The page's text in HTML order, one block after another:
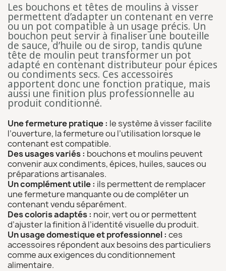
Les bouchons et têtes de moulins à visser
permettent d’adapter un contenant en verre
ou un pot compatible à un usage précis. Un
bouchon peut servir à finaliser une bouteille
de sauce, d’huile ou de sirop, tandis qu’une
tête de moulin peut transformer un pot
adapté en contenant distributeur pour épices
ou condiments secs. Ces accessoires
apportent donc une fonction pratique, mais
aussi une finition plus professionnelle au
produit conditionné.
Une fermeture pratique : le système à visser facilite
l’ouverture, la fermeture ou l’utilisation lorsque le
contenant est compatible.
Des usages variés : bouchons et moulins peuvent
convenir aux condiments, épices, huiles, sauces ou
préparations artisanales.
Un complément utile : ils permettent de remplacer
une fermeture manquante ou de compléter un
contenant vendu séparément.
Des coloris adaptés : noir, vert ou or permettent
d’ajuster la finition à l’identité visuelle du produit.
Un usage domestique et professionnel : ces
accessoires répondent aux besoins des particuliers
comme aux exigences du conditionnement
alimentaire.